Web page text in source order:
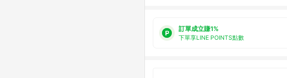
訂單成立賺1%
下單享LINE POINTS點數